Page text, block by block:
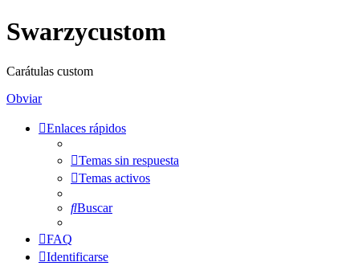
Swarzycustom
Carátulas custom
Obviar
Enlaces rápidos
Temas sin respuesta
Temas activos
Buscar
FAQ
Identificarse